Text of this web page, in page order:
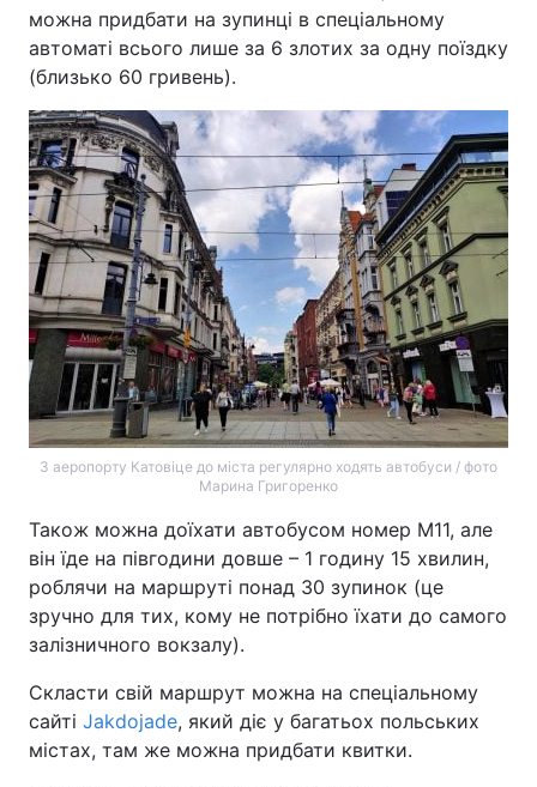
можна придбати на зупинці в спеціальному
автоматі всього лише за 6 злотих за одну поїздку
(близько 60 гривень).
З аеропорту Катовіце до міста регулярно ходять автобуси / фото
Марина Григоренко
Також можна доїхати автобусом номер М11, але
він їде на півгодини довше – 1 годину 15 хвилин,
роблячи на маршруті понад 30 зупинок (це
зручно для тих, кому не потрібно їхати до самого
залізничного вокзалу).
Скласти свій маршрут можна на спеціальному
сайті Jakdojade, який діє у багатьох польських
містах, там же можна придбати квитки.